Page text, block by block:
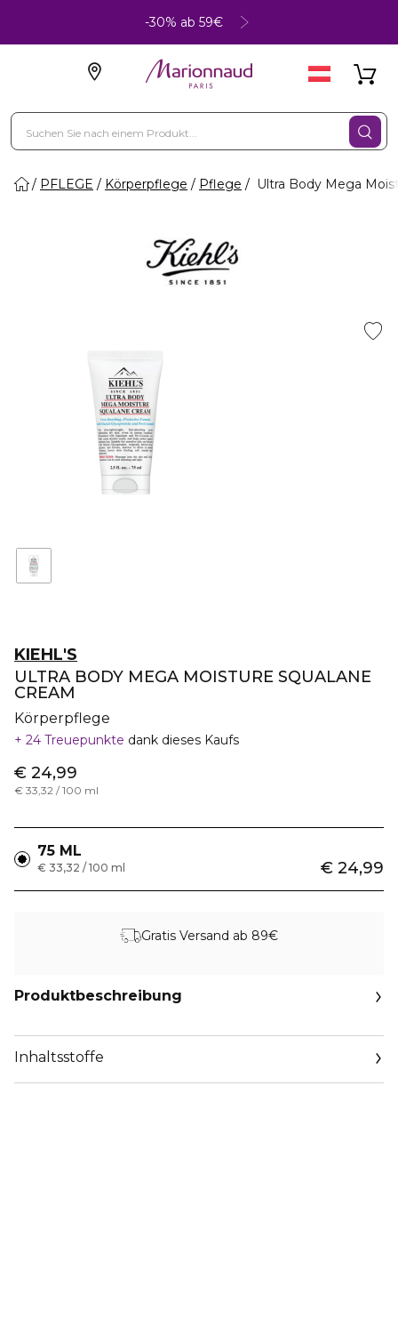
-30% ab 59€
PFLEGE Körperpflege Pflege Ultra Body Mega
KIEHL'S
ULTRA BODY MEGA MOISTURE SQUALANE
CREAM
Körperpflege
24 Treuepunkte dank dieses Kaufs
€ 24,99
€ 33,32 / 100 ml
75 ML
€ 24,99
€ 33,32 / 100 ml
Gratis Versand ab 89€
Produktbeschreibung
Inhaltsstoffe